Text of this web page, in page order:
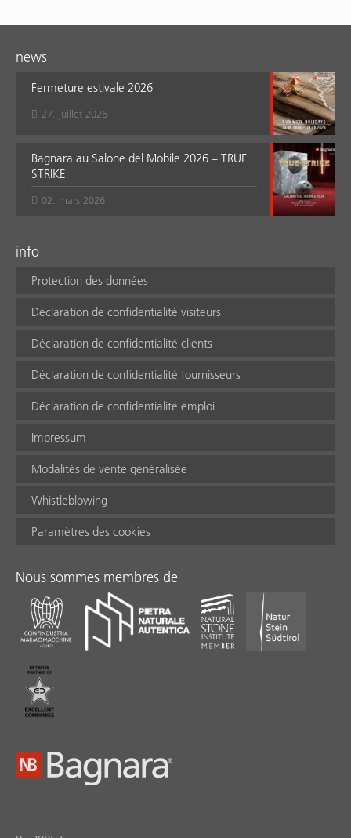
news
Fermeture estivale 2026
27. juillet 2026
Bagnara au Salone del Mobile 2026 – TRUE
STRIKE
02. mars 2026
info
Protection des données
Déclaration de confidentialité visiteurs
Déclaration de confidentialité clients
Déclaration de confidentialité fournisseurs
Déclaration de confidentialité emploi
Impressum
Modalités de vente généralisée
Whistleblowing
Paramètres des cookies
Nous sommes membres de